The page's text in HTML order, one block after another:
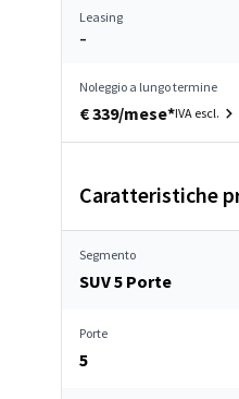
Leasing
–
Noleggio a lungo termine
€ 339/mese*IVA escl.
Caratteristiche
Segmento
SUV 5 Porte
Porte
5